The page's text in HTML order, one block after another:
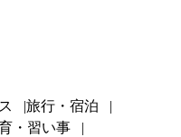
旅行・宿泊
・習い事